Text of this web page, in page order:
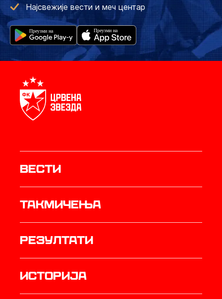
Најсвежије вести и меч центар
Вести
Такмичења
резултати
историја